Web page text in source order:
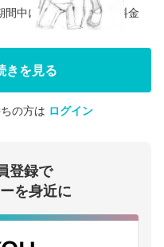
る
る
中に解約した場合、料金
きを見る
の方は ログイン
登録で
を身近に